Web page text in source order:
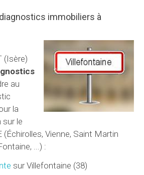
immobiliers à
(Isère)
au
la
sur le
(Échirolles, Vienne, Saint Martin
...) :
sur Villefontaine (38)